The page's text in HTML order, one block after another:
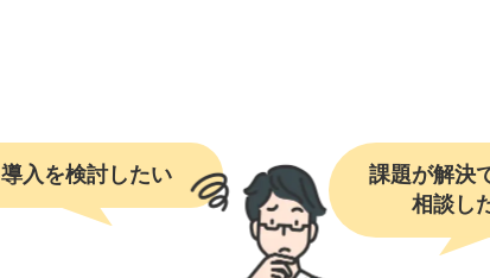
導入を検討したい
課題が解決
相談し